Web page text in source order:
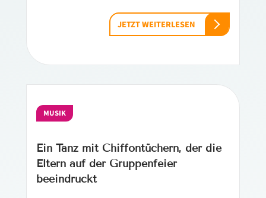
JETZT WEITERLESEN
MUSIK
Ein Tanz mit Chiffontüchern, der die
Eltern auf der Gruppenfeier
beeindruckt